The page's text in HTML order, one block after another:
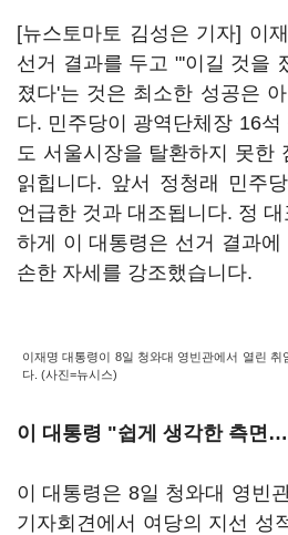
[뉴스토마토 김성은 기자] 이
선거 결과를 두고 "'이길 것을
졌다'는 것은 최소한 성공은
다. 민주당이 광역단체장 16석
도 서울시장을 탈환하지 못한
읽힙니다. 앞서 정청래 민주
언급한 것과 대조됩니다. 정
하게 이 대통령은 선거 결과
손한 자세를 강조했습니다.
이재명 대통령이 8일 청와대 영빈관에서 열린
다. (사진=뉴시스)
이 대통령 "쉽게 생각한 측면
이 대통령은 8일 청와대 영빈
기자회견에서 여당의 지선 성